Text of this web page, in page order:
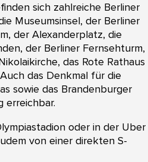
sich zahlreiche Berliner
Museumsinsel, der Berliner
der Alexanderplatz, die
der Berliner Fernsehturm,
das Rote Rathaus
das Denkmal für die
sowie das Brandenburger
erreichbar.
oder in der Uber
von einer direkten S-